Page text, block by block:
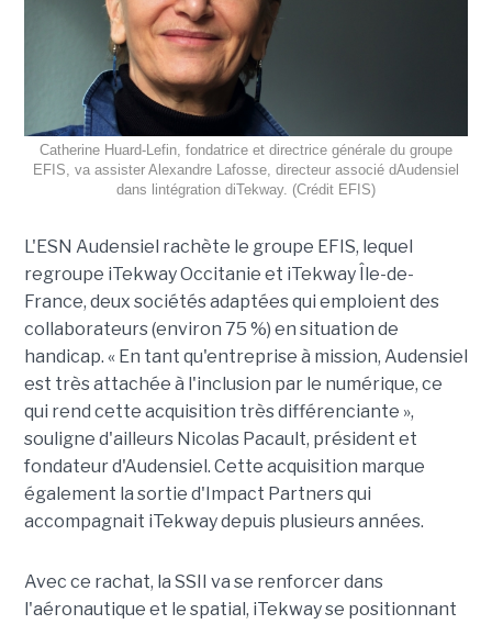
Catherine Huard-Lefin, fondatrice et directrice générale du groupe
EFIS, va assister Alexandre Lafosse, directeur associé dAudensiel
dans lintégration diTekway. (Crédit EFIS)
L'ESN Audensiel rachète le groupe EFIS, lequel
regroupe iTekway Occitanie et iTekway Île-de-
France, deux sociétés adaptées qui emploient des
collaborateurs (environ 75 %) en situation de
handicap. « En tant qu'entreprise à mission, Audensiel
est très attachée à l'inclusion par le numérique, ce
qui rend cette acquisition très différenciante »,
souligne d'ailleurs Nicolas Pacault, président et
fondateur d'Audensiel. Cette acquisition marque
également la sortie d'Impact Partners qui
accompagnait iTekway depuis plusieurs années.
Avec ce rachat, la SSII va se renforcer dans
l'aéronautique et le spatial, iTekway se positionnant